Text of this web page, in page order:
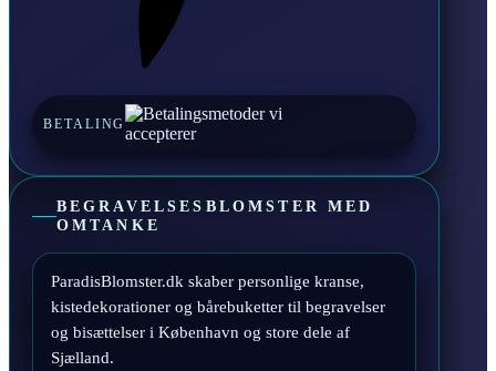
BETALING
BEGRAVELSESBLOMSTER MED
OMTANKE
ParadisBlomster.dk skaber personlige kranse,
kistedekorationer og bårebuketter til begravelser
og bisættelser i København og store dele af
Sjælland.